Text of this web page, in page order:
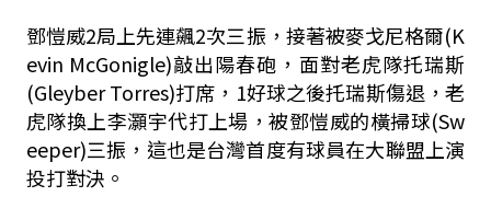
鄧愷威2局上先連飆2次三振，接著被麥戈尼格爾(K
evin McGonigle)敲出陽春砲，面對老虎隊托瑞斯
(Gleyber Torres)打席，1好球之後托瑞斯傷退，老
虎隊換上李灝宇代打上場，被鄧愷威的橫掃球(Sw
eeper)三振，這也是台灣首度有球員在大聯盟上演
投打對決。